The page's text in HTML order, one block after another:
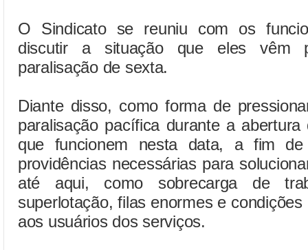
O Sindicato se reuniu com os
discutir a situação que eles vêm
paralisação de sexta.
Diante disso, como forma de
paralisação pacífica durante a
que funcionem nesta data, a fim
providências necessárias para
até aqui, como sobrecarga de
superlotação, filas enormes e
aos usuários dos serviços.